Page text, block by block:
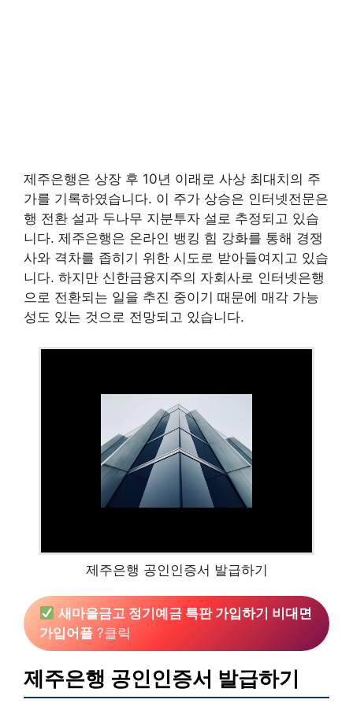
제주은행은 상장 후 10년 이래로 사상 최대치의 주
가를 기록하였습니다. 이 주가 상승은 인터넷전문은
행 전환 설과 두나무 지분투자 설로 추정되고 있습
니다. 제주은행은 온라인 뱅킹 힘 강화를 통해 경쟁
사와 격차를 좁히기 위한 시도로 받아들여지고 있습
니다. 하지만 신한금융지주의 자회사로 인터넷은행
으로 전환되는 일을 추진 중이기 때문에 매각 가능
성도 있는 것으로 전망되고 있습니다.
제주은행 공인인증서 발급하기
새마을금고 정기예금 특판 가입하기 비대면
가입어플 ?클릭
제주은행 공인인증서 발급하기